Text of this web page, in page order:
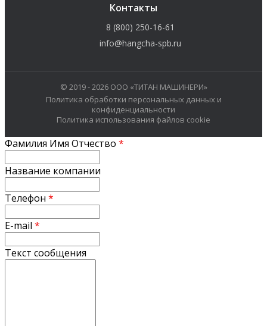
Контакты
8 (800) 250-16-61
info@hangcha-spb.ru
© 2019 - 2026 ООО «ТИТАН МАШИНЕРИ»
Политика обработки персональных данных и
конфиденциальности
Политика использования файлов cookie
Фамилия Имя Отчество *
Название компании
Телефон *
E-mail *
Текст сообщения